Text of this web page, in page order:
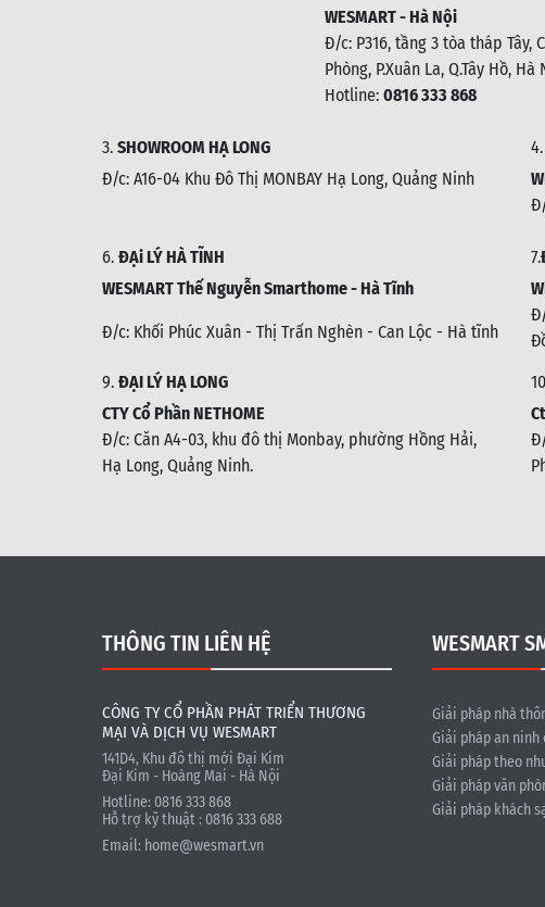
WESMART - Hà Nội
Đ/c: P316, tầng 3 tòa tháp Tây,
Phòng, P.Xuân La, Q.Tây Hồ, Hà
Hotline: 0816 333 868
3. SHOWROOM HẠ LONG
Đ/c: A16-04 Khu Đô Thị MONBAY Hạ Long, Quảng Ninh
6. ĐẠi LÝ HÀ TĨNH
WESMART Thế Nguyễn Smarthome - Hà Tĩnh
Đ/c: Khối Phúc Xuân - Thị Trấn Nghèn - Can Lộc - Hà tĩnh
7.
9. ĐẠI LÝ HẠ LONG
CTY Cổ Phần NETHOME
Đ/c: Căn A4-03, khu đô thị Monbay, phường Hồng Hải,
Hạ Long, Quảng Ninh.
THÔNG TIN LIÊN HỆ
CÔNG TY CỔ PHẦN PHÁT TRIỂN THƯƠNG
MẠI VÀ DỊCH VỤ WESMART
141D4, Khu đô thị mới Đại Kim
Đại Kim - Hoàng Mai - Hà Nội
Hotline: 0816 333 868
Hỗ trợ kỹ thuật : 0816 333 688
Email: home@wesmart.vn
WESMART
Giải pháp nhà
Giải pháp an ninh
Giải pháp theo
Giải pháp văn
Giải pháp khách